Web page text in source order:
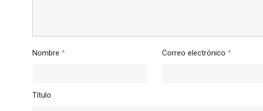
Nombre * Correo electrónico *
Título